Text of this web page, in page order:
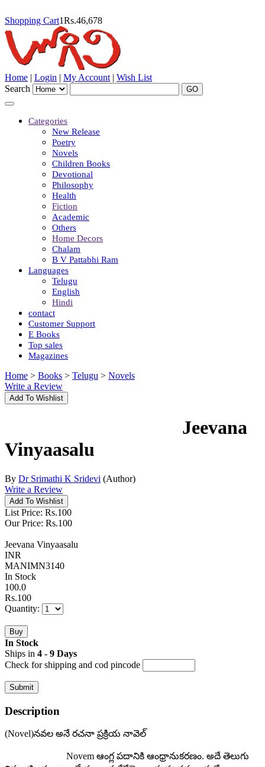
Shopping Cart1Rs.46,678
Home | Login | My Account | Wish List
Search
Categories
New Release
Poetry
Novels
Children Books
Devotional
Philosophy
Health
Fiction
Academic
Others
Home Decors
Chalam
B V Pattabhi Ram
Languages
Telugu
English
Hindi
contact
Customer Support
E Books
Top sales
Magazines
Home > Books > Telugu > Novels
Write a Review
Jeevana
Vinyaasalu
By Dr Srimathi K Sridevi (Author)
Write a Review
List Price: Rs.100
Our Price: Rs.100
Jeevana Vinyaasalu
INR
MANIMN3140
In Stock
100.0
Rs.100
Quantity:
In Stock
Ships in 4 - 9 Days
Check for shipping and cod pincode
Description
(Novel)నవల అనే రచనా ప్రక్రియ నావెల్
Novem ఆంగ్ల పదానికి ఆంధ్రానుకరణం. అదే తెలుగు